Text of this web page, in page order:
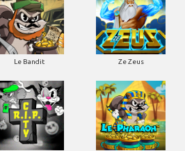
Le Bandit Ze Zeus